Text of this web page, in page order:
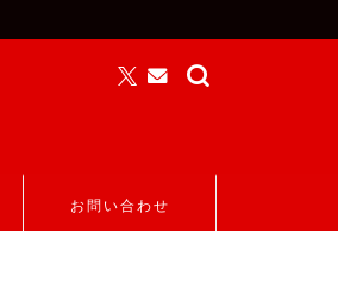
お問い合わせ